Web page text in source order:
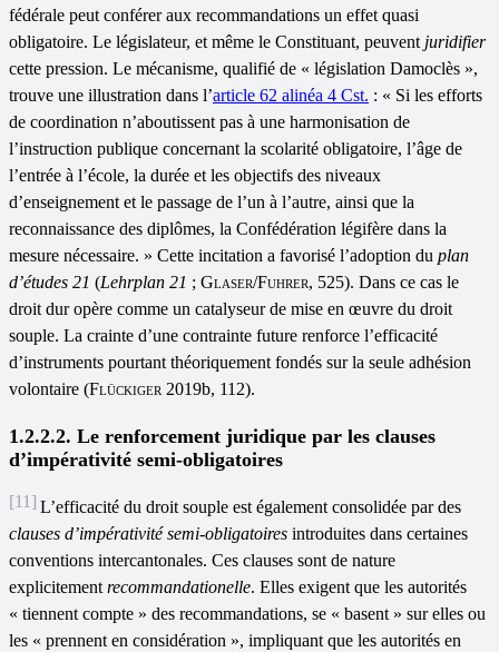
fédérale peut conférer aux recommandations un effet quasi
obligatoire. Le législateur, et même le Constituant, peuvent juridifier
cette pression. Le mécanisme, qualifié de « législation Damoclès »,
trouve une illustration dans l’article 62 alinéa 4 Cst. : « Si les efforts
de coordination n’aboutissent pas à une harmonisation de
l’instruction publique concernant la scolarité obligatoire, l’âge de
l’entrée à l’école, la durée et les objectifs des niveaux
d’enseignement et le passage de l’un à l’autre, ainsi que la
reconnaissance des diplômes, la Confédération légifère dans la
mesure nécessaire. » Cette incitation a favorisé l’adoption du plan
d’études 21 (Lehrplan 21 ; Glaser/Fuhrer, 525). Dans ce cas le
droit dur opère comme un catalyseur de mise en œuvre du droit
souple. La crainte d’une contrainte future renforce l’efficacité
d’instruments pourtant théoriquement fondés sur la seule adhésion
volontaire (Flückiger 2019b, 112).
1.2.2.2. Le renforcement juridique par les clauses
d’impérativité semi-obligatoires
[11] L’efficacité du droit souple est également consolidée par des
clauses d’impérativité semi-obligatoires introduites dans certaines
conventions intercantonales. Ces clauses sont de nature
explicitement recommandationelle. Elles exigent que les autorités
« tiennent compte » des recommandations, se « basent » sur elles ou
les « prennent en considération », impliquant que les autorités en